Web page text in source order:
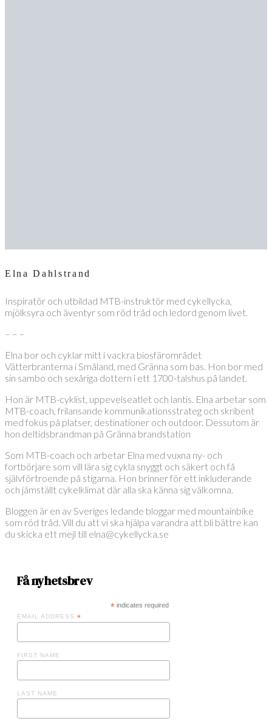
Elna Dahlstrand
Inspiratör och utbildad MTB-instruktör med cykellycka,
mjölksyra och äventyr som röd tråd och ledord genom livet.
– – –
Elna bor och cyklar mitt i vackra biosfärområdet
Vätterbranterna i Småland, med Gränna som bas. Hon bor med
sin sambo och sexåriga dottern i ett 1700-talshus på landet.
Hon är MTB-cyklist, uppevelseatlet och lantis. Elna arbetar som
MTB-coach, frilansande kommunikationsstrateg och skribent
med fokus på platser, destinationer och outdoor. Dessutom är
hon deltidsbrandman på Gränna brandstation
Som MTB-coach och arbetar Elna med vuxna ny- och
fortbörjare som vill lära sig cykla snyggt och säkert och få
självförtroende på stigarna. Hon brinner för ett inkluderande
och jämställt cykelklimat där alla ska känna sig välkomna.
Bloggen är en av Sveriges ledande bloggar med mountainbike
som röd tråd. Vill du att vi ska hjälpa varandra att bli bättre kan
du skicka ett mejl till elna@cykellycka.se
Få nyhetsbrev
*indicates required
EMAIL ADDRESS *
FIRST NAME
LAST NAME